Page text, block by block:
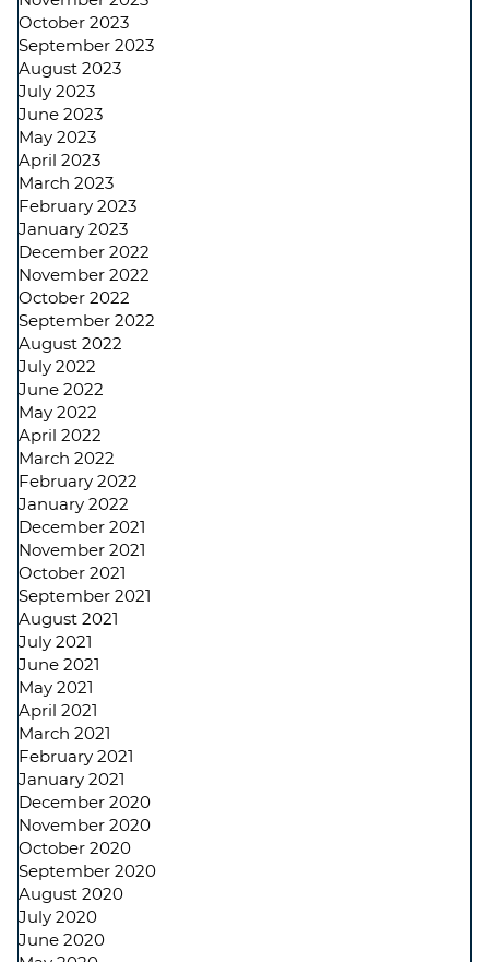
October 2023
September 2023
August 2023
July 2023
June 2023
May 2023
April 2023
March 2023
February 2023
January 2023
December 2022
November 2022
October 2022
September 2022
August 2022
July 2022
June 2022
May 2022
April 2022
March 2022
February 2022
January 2022
December 2021
November 2021
October 2021
September 2021
August 2021
July 2021
June 2021
May 2021
April 2021
March 2021
February 2021
January 2021
December 2020
November 2020
October 2020
September 2020
August 2020
July 2020
June 2020